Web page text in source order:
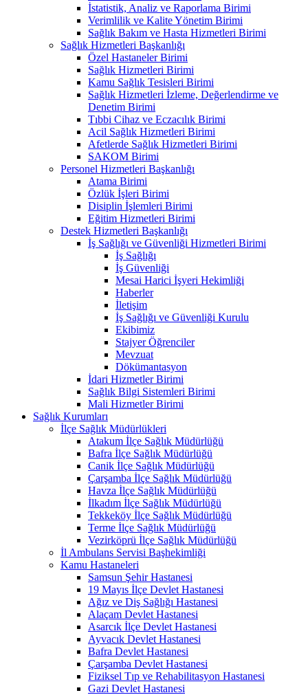
İstatistik, Analiz ve Raporlama Birimi
Verimlilik ve Kalite Yönetim Birimi
Sağlık Bakım ve Hasta Hizmetleri Birimi
Sağlık Hizmetleri Başkanlığı
Özel Hastaneler Birimi
Sağlık Hizmetleri Birimi
Kamu Sağlık Tesisleri Birimi
Sağlık Hizmetleri İzleme, Değerlendirme ve
Denetim Birimi
Tıbbi Cihaz ve Eczacılık Birimi
Acil Sağlık Hizmetleri Birimi
Afetlerde Sağlık Hizmetleri Birimi
SAKOM Birimi
Personel Hizmetleri Başkanlığı
Atama Birimi
Özlük İşleri Birimi
Disiplin İşlemleri Birimi
Eğitim Hizmetleri Birimi
Destek Hizmetleri Başkanlığı
İş Sağlığı ve Güvenliği Hizmetleri Birimi
İş Sağlığı
İş Güvenliği
Mesai Harici İşyeri Hekimliği
Haberler
İletişim
İş Sağlığı ve Güvenliği Kurulu
Ekibimiz
Stajyer Öğrenciler
Mevzuat
Dökümantasyon
İdari Hizmetler Birimi
Sağlık Bilgi Sistemleri Birimi
Mali Hizmetler Birimi
Sağlık Kurumları
İlçe Sağlık Müdürlükleri
Atakum İlçe Sağlık Müdürlüğü
Bafra İlçe Sağlık Müdürlüğü
Canik İlçe Sağlık Müdürlüğü
Çarşamba İlçe Sağlık Müdürlüğü
Havza İlçe Sağlık Müdürlüğü
İlkadım İlçe Sağlık Müdürlüğü
Tekkeköy İlçe Sağlık Müdürlüğü
Terme İlçe Sağlık Müdürlüğü
Vezirköprü İlçe Sağlık Müdürlüğü
İl Ambulans Servisi Başhekimliği
Kamu Hastaneleri
Samsun Şehir Hastanesi
19 Mayıs İlçe Devlet Hastanesi
Ağız ve Diş Sağlığı Hastanesi
Alaçam Devlet Hastanesi
Asarcık İlçe Devlet Hastanesi
Ayvacık Devlet Hastanesi
Bafra Devlet Hastanesi
Çarşamba Devlet Hastanesi
Fiziksel Tıp ve Rehabilitasyon Hastanesi
Gazi Devlet Hastanesi